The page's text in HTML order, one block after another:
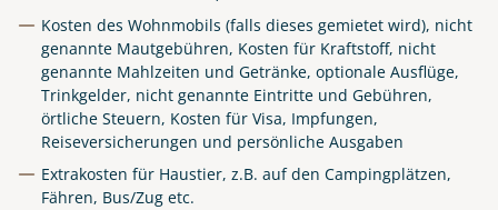
Kosten des Wohnmobils (falls dieses gemietet wird), nicht
genannte Mautgebühren, Kosten für Kraftstoff, nicht
genannte Mahlzeiten und Getränke, optionale Ausflüge,
Trinkgelder, nicht genannte Eintritte und Gebühren,
örtliche Steuern, Kosten für Visa, Impfungen,
Reiseversicherungen und persönliche Ausgaben
Extrakosten für Haustier, z.B. auf den Campingplätzen,
Fähren, Bus/Zug etc.